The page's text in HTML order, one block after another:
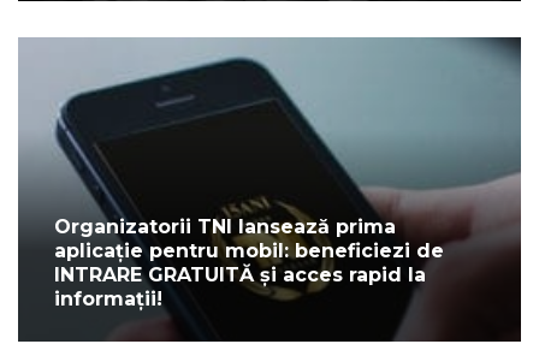
Organizatorii TNI lansează prima
aplicație pentru mobil: beneficiezi de
INTRARE GRATUITĂ și acces rapid la
informații!